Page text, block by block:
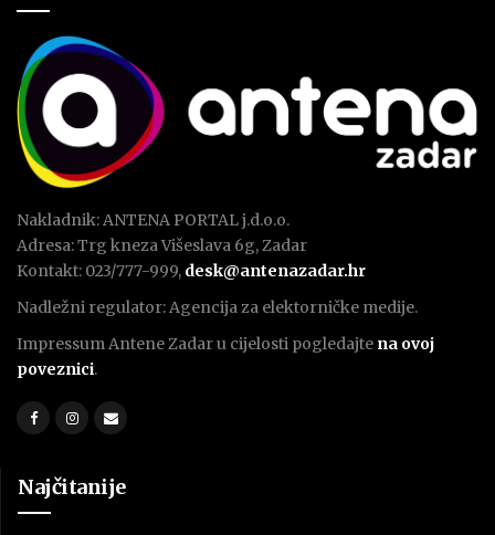
Nakladnik: ANTENA PORTAL j.d.o.o.
Adresa: Trg kneza Višeslava 6g, Zadar
Kontakt: 023/777-999, desk@antenazadar.hr
Nadležni regulator: Agencija za elektorničke medije.
Impressum Antene Zadar u cijelosti pogledajte na ovoj
poveznici.
Najčitanije